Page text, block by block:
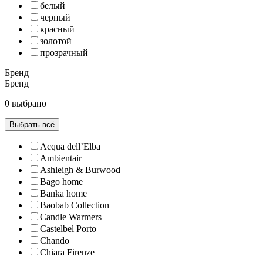
белый
черный
красный
золотой
прозрачный
Бренд
Бренд
0 выбрано
Выбрать всё
Acqua dell’Elba
Ambientair
Ashleigh & Burwood
Bago home
Banka home
Baobab Collection
Candle Warmers
Castelbel Porto
Chando
Chiara Firenze